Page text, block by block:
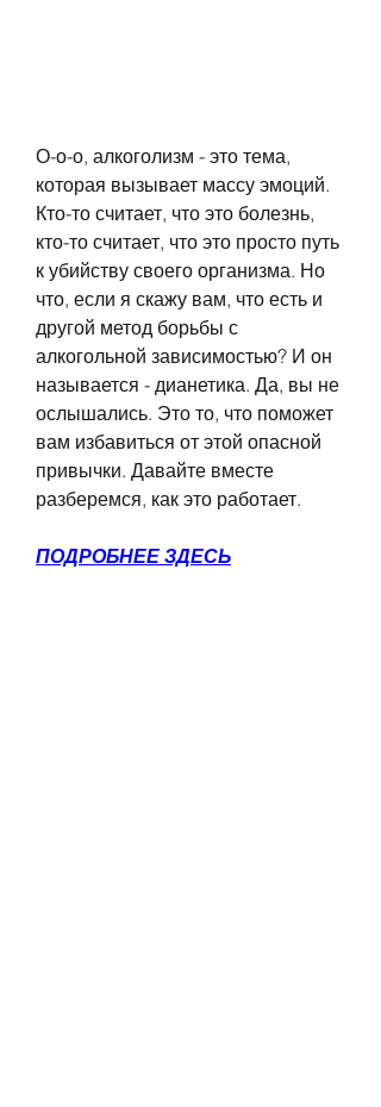
О-о-о, алкоголизм - это тема,
которая вызывает массу эмоций.
Кто-то считает, что это болезнь,
кто-то считает, что это просто путь
к убийству своего организма. Но
что, если я скажу вам, что есть и
другой метод борьбы с
алкогольной зависимостью? И он
называется - дианетика. Да, вы не
ослышались. Это то, что поможет
вам избавиться от этой опасной
привычки. Давайте вместе
разберемся, как это работает.
ПОДРОБНЕЕ ЗДЕСЬ